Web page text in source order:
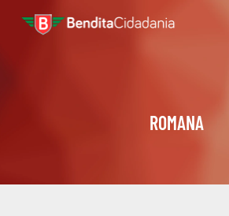
ROMANA